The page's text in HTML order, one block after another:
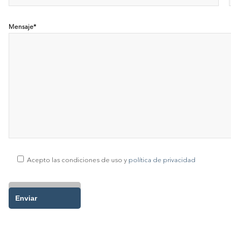
Mensaje*
Acepto las condiciones de uso y política de privacidad